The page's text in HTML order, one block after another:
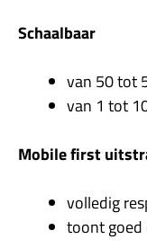
Schaalbaar
van 50 tot
van 1 tot
Mobile first
volledig
toont goed